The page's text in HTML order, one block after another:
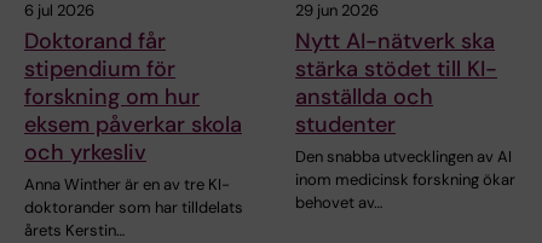
6 jul 2026
Doktorand får
stipendium för
forskning om hur
eksem påverkar skola
och yrkesliv
Anna Winther är en av tre KI-
doktorander som har tilldelats
årets Kerstin…
29 jun 2026
Nytt AI-nätverk ska
stärka stödet till KI-
anställda och
studenter
Den snabba utvecklingen av AI
inom medicinsk forskning ökar
behovet av…